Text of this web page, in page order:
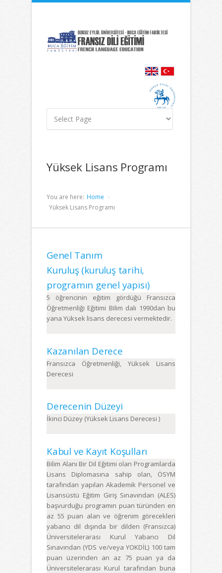
Navigasyona
Yüksek Lisans Programı
You are here: Home
Yüksek Lisans Programı
Genel Tanım
Kuruluş (kuruluş tarihi,
programın genel yapısı)
5 öğrencinin eğitim gördüğü Fransızca
Öğretmenliği Eğitimi Bilim dalı 1990dan bu
yana Yüksek lisans derecesi vermektedir.
Kazanılan Derece
Fransızca Öğretmenliği, Yüksek Lisans
Derecesi
Derecenin Düzeyi
İkinci Düzey (Yüksek Lisans Derecesi )
Kabul ve Kayıt Koşulları
Bilim Alanı Bir Dil Eğitimi olan Programlarda
Lisans Diplomasına sahip olan, ÖSYM
tarafından yapılan Akademik Personel ve
Lisansüstü Eğitim Giriş Sınavından (ALES)
başvurduğu programın puan türünden en
az 55 puan alan ve öğrenim görecekleri
yabancı dil dışında bir dilden (Fransızca)
Üniversitelerarası Kurul Yabancı Dil
Sınavından (YDS ve/veya YOKDİL) 100 tam
puan üzerinden an az 75 puan ya da
Üniversitelerarası Kurul tarafından buna